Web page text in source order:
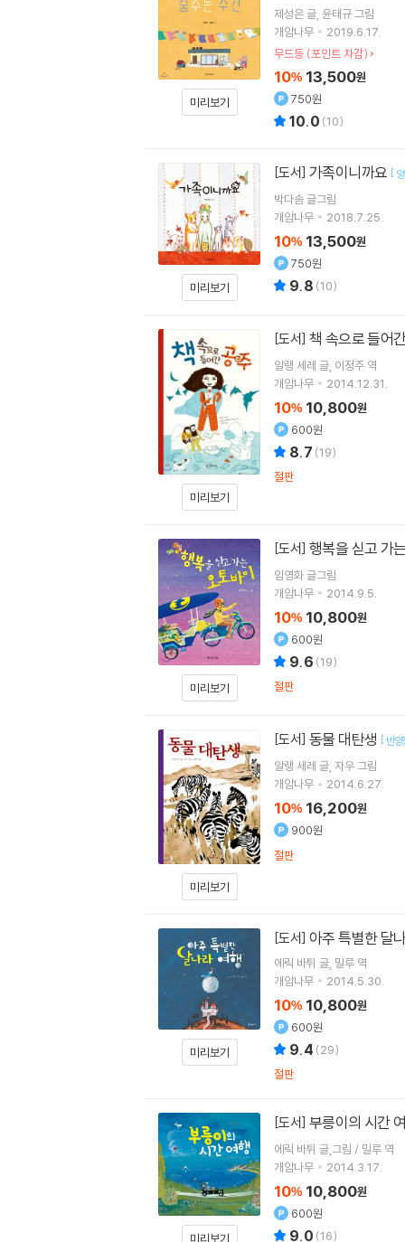
미리보기
제성은글 윤태규그림
개암나무
2019.6.17.
무드등 (포인트 차감)
10% 13,500원
750원
10.0 (10)
미리보기
[도서] 가족이니까요 [
박다솜글그림
개암나무
2018.7.25.
10% 13,500원
750원
9.8 (10)
미리보기
[도서] 책 속으로 들어
알랭 세레 글 이정주 역
개암나무
2014.12.31.
10% 10,800원
600원
8.7 (19)
절판
미리보기
[도서] 행복을 싣고 가
임영화 글그림
개암나무
2014.9.5.
10% 10,800원
600원
9.6 (19)
절판
미리보기
[도서] 동물 대탄생 [ 반
알랭 세레 글 자우그림
개암나무
2014.6.27.
10% 16,200원
900원
절판
미리보기
[도서] 아주 특별한 달
에릭 바튀 글 밀루 역
개암나무
2014.5.30.
10% 10,800원
600원
9.4 (29)
절판
미리보기
[도서] 부릉이의 시간
에릭 바튀 글,그림 / 밀루 역
개암나무
2014.3.17.
10% 10,800원
600원
9.0 (16)